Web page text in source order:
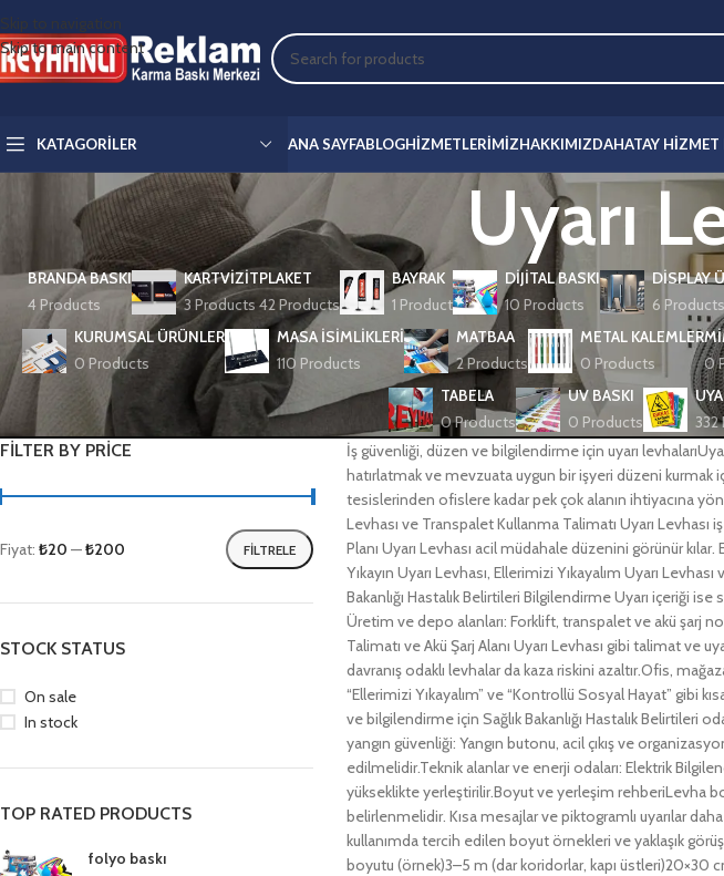
Skip to navigation
Skip to main content
KATAGORILER ANA SAYFABLOGHIZMETLERIMIZHAKKIMIZDAHATAY HIZMET
Uyarı
BRANDA BASKI
4 Products
KARTVIZIT
3 Products
PLAKET
42 Products
BAYRAK
1 Product
DIJITAL BASKI
10 Products
DISPLAY
6 Products
KURUMSAL ÜRÜNLER
0 Products
MASA İSIMLIKLERI
110 Products
MATBAA
2 Products
METAL KALEMLER
0 Products
0
TABELA
0 Products
UV BASKI
0 Products
332
FILTER BY PRICE
FILTRELE
Fiyat: ₺20 —₺200
STOCK STATUS
On sale
In stock
TOP RATED PRODUCTS
folyo baskı
İş güvenliği, düzen ve bilgilendirme için uyarı
hatırlatmak ve mevzuata uygun bir işyeri düzeni kurmak
tesislerinden ofislere kadar pek çok alanın ihtiyacına
Levhası ve Transpalet Kullanma Talimatı Uyarı Levhası
Planı Uyarı Levhası acil müdahale düzenini görünür
Yıkayın Uyarı Levhası, Ellerimizi Yıkayalım Uyarı
Bakanlığı Hastalık Belirtileri Bilgilendirme Uyarı içeriği
Üretim ve depo alanları: Forklift, transpalet ve akü şarj
Talimatı ve Akü Şarj Alanı Uyarı Levhası gibi talimat ve
davranış odaklı levhalar da kaza riskini azaltır.Ofis,
“Ellerimizi Yıkayalım” ve “Kontrollü Sosyal Hayat” gibi
ve bilgilendirme için Sağlık Bakanlığı Hastalık Belirtileri
yangın güvenliği: Yangın butonu, acil çıkış ve
edilmelidir.Teknik alanlar ve enerji odaları: Elektrik
yükseklikte yerleştirilir.Boyut ve yerleşim rehberiLevha
belirlenmelidir. Kısa mesajlar ve piktogramlı uyarılar
kullanımda tercih edilen boyut örnekleri ve yaklaşık
boyutu (örnek)3–5 m (dar koridorlar, kapı